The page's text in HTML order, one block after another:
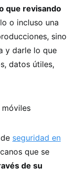
que revisando
o incluso una
sino
y darle lo que
datos útiles,
seguridad en
que se
de su